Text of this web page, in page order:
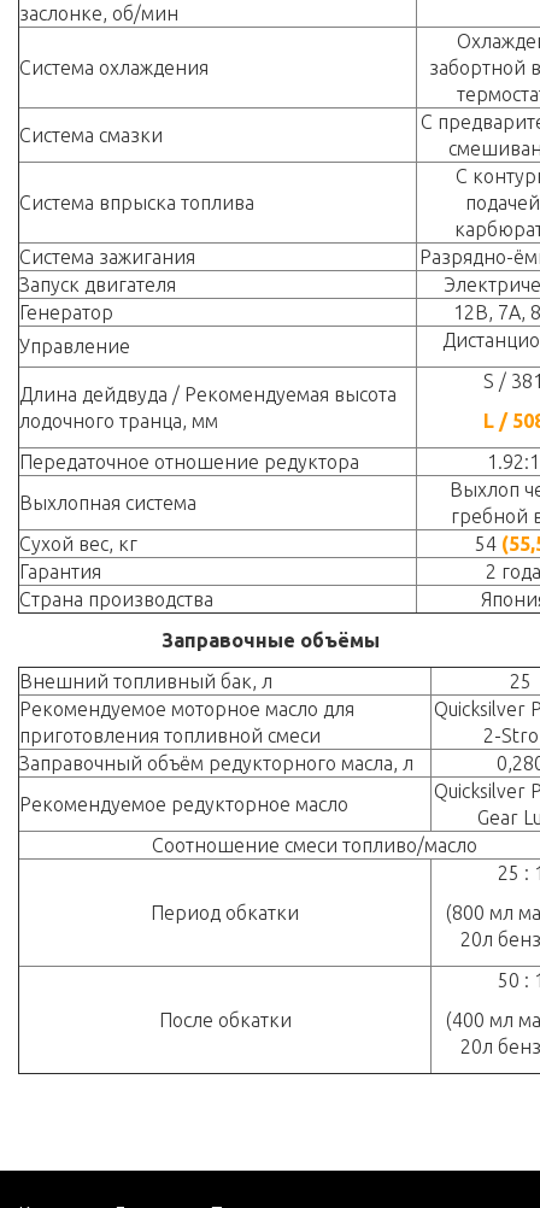
заслонке, об/мин
Система охлаждения
забортной
Система смазки
С
Система впрыска топлива
С
Система зажигания
Разрядно-
Запуск двигателя
Генератор
12В, 7А,
Управление
Длина дейдвуда / Рекомендуемая высота
лодочного транца, мм
S /
L /
Передаточное отношение редуктора
1.92:1
Выхлопная система
Выхлоп
гребной
Сухой вес, кг
54
Гарантия
2 года
Страна производства
Заправочные объёмы
Внешний топливный бак, л
25
Рекомендуемое моторное масло для
приготовления топливной смеси
Quicksilver
2-
Заправочный объём редукторного масла, л
Рекомендуемое редукторное масло
Quicksilver
Gear
Соотношение смеси топливо/масло
Период обкатки
25 :
(800 мл
20л
После обкатки
50 :
(400 мл
20л